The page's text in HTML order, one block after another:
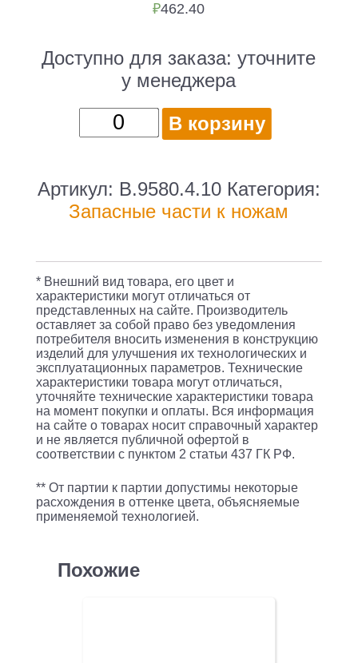
₽462.40
Доступно для заказа:уточните
у менеджера
Количество
товара
для
ножей/
Flat
4.5
(B.9580.4.10)
черный
В корзину
Артикул: B.9580.4.10 Категория:
Запасные части к ножам
* Внешний вид товара, его цвет и
характеристики могут отличаться от
представленных на сайте. Производитель
оставляет за собой право без уведомления
потребителя вносить изменения в конструкцию
изделий для улучшения их технологических и
эксплуатационных параметров. Технические
характеристики товара могут отличаться,
уточняйте технические характеристики товара
на момент покупки и оплаты. Вся информация
на сайте о товарах носит справочный характер
и не является публичной офертой в
соответствии с пунктом 2 статьи 437 ГК РФ.
** От партии к партии допустимы некоторые
расхождения в оттенке цвета, объясняемые
применяемой технологией.
Похожие